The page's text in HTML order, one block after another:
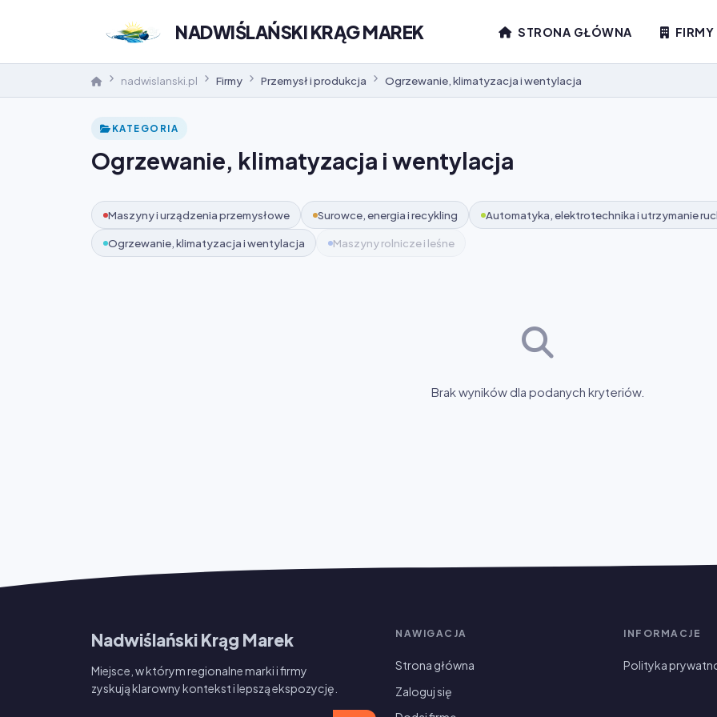
NADWIŚLAŃSKI KRĄG MAREK STRONA GŁÓWNA FIRMY
nadwislanski.pl Firmy Przemysł i produkcja Ogrzewanie, klimatyzacja i wentylacja
KATEGORIA
Ogrzewanie, klimatyzacja i wentylacja
Maszyny i urządzenia przemysłowe Surowce, energia i recykling Automatyka, elektrotechnika i utrzymanie
Ogrzewanie, klimatyzacja i wentylacja Maszyny rolnicze i leśne
Brak wyników dla podanych kryteriów.
Nadwiślański Krąg Marek
Miejsce, w którym regionalne marki i firmy
zyskują klarowny kontekst i lepszą ekspozycję.
NAWIGACJA
Strona główna
Zaloguj się
INFORMACJE
Polityka